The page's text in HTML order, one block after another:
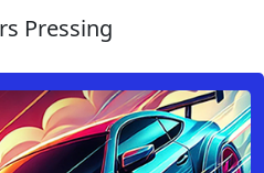
Pressing